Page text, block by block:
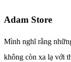
Adam Store
Mình nghĩ rằng
không còn xa lạ với